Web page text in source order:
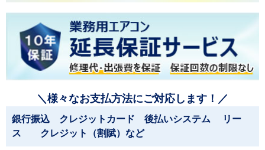
＼様々なお支払方法にご対応します！／
銀行振込 クレジットカード 後払いシステム リー
ス クレジット（割賦）など